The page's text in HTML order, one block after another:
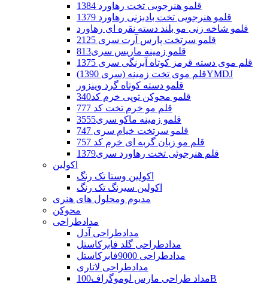
قلمو هنرجویی تخت رهاورد 1384
قلمو هنرجویی تخت بادبزنی رهاورد 1379
قلمو شاخه زنی مو بلند دسته نقره ای رهاورد
قلمو سرتخت پارس آرت سری 2125
قلمو زمینه ماریس سری813
قلم موی دسته قرمز کوتاه آبرنگی سری 1375
قلم موی تخت زمینه (سری 1390)YMDJ
قلمو دسته کوتاه گرد وینزور
قلمو محوکن توپی خرم کد340
قلم مو خرم تخت کد 777
قلمو زمینه ماکو سری3555
قلمو سرتخت خیام سری 747
قلم مو زبان گربه ای خرم کد 757
قلم هنرجوئی تخت رهاورد سری1379
اکولین
اکولین وستا تک رنگ
اکولین سیرنگ تک رنگ
مدیوم ومحلول های هنری
محوکن
مدادطراحی
مدادطراحی آدل
مدادطراحی گلد فابرکاستل
مدادطراحی 9000فابرکاستل
مدادطراحی لاتاری
مداد طراحی مارس لوموگراف100B